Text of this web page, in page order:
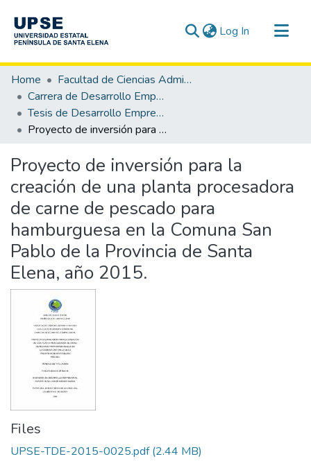
Log In (current)
Communities & Collections
All of DSpace
Statistics
Home
Facultad de Ciencias Administrativas
Carrera de Desarrollo Empresarial
Tesis de Desarrollo Empresarial
Proyecto de inversión para la creación de una planta procesadora de carne de pescado para hamburguesa en la Comuna San Pablo de la Provincia de Santa Elena, año 2015.
Proyecto de inversión para la
creación de una planta procesadora
de carne de pescado para
hamburguesa en la Comuna San
Pablo de la Provincia de Santa
Elena, año 2015.
Files
UPSE-TDE-2015-0025.pdf(2.44 MB)